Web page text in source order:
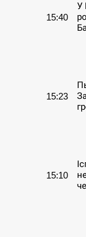
15:40
У
15:23
15:10